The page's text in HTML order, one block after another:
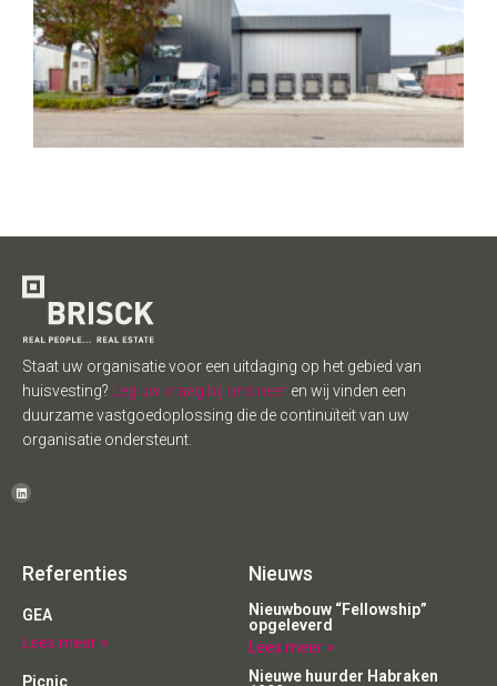
Staat uw organisatie voor een uitdaging op het gebied van
huisvesting? Leg uw vraag bij ons neer en wij vinden een
duurzame vastgoedoplossing die de continuïteit van uw
organisatie ondersteunt.
Referenties
GEA
Lees meer >
Picnic
Nieuws
Nieuwbouw “Fellowship”
opgeleverd
Lees meer >
Nieuwe huurder Habraken